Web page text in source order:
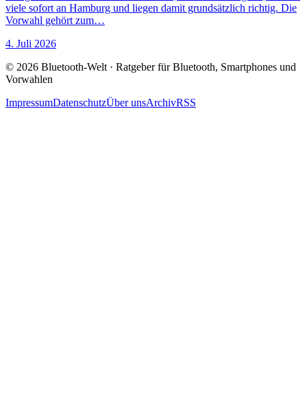
viele sofort an Hamburg und liegen damit grundsätzlich richtig. Die
Vorwahl gehört zum…
4. Juli 2026
© 2026 Bluetooth-Welt · Ratgeber für Bluetooth, Smartphones und
Vorwahlen
ImpressumDatenschutzÜber unsArchivRSS